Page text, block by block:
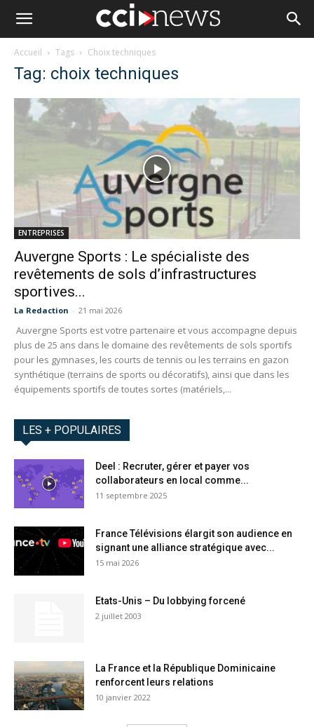
Accueil Tags Choix techniques
Tag: choix techniques
ENTREPRISES
Auvergne Sports : Le spécialiste des
revêtements de sols d’infrastructures
sportives...
La Redaction - 21 mai 2026
Auvergne Sports est votre partenaire et vous accompagne depuis
plus de 25 ans dans le domaine des revêtements de sols sportifs
pour les gymnases, les courts de tennis ou les terrains en gazon
synthétique (terrains de sports ou décoratifs), ainsi que dans les
équipements sportifs de toutes sortes (matériels,...
LES + POPULAIRES
Deel : Recruter, gérer et payer vos
collaborateurs en local comme...
11 septembre 2025
France Télévisions élargit son audience en
signant une alliance stratégique avec...
15 mai 2026
Etats-Unis – Du lobbying forcené
2 juillet 2003
La France et la République Dominicaine
renforcent leurs relations
10 janvier 2022